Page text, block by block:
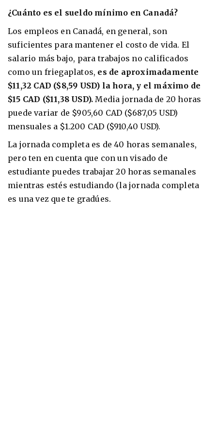
¿Cuánto es el sueldo mínimo en Canadá?
Los empleos en Canadá, en general, son
suficientes para mantener el costo de vida. El
salario más bajo, para trabajos no calificados
como un friegaplatos, es de aproximadamente
$11,32 CAD ($8,59 USD) la hora, y el máximo de
$15 CAD ($11,38 USD). Media jornada de 20 horas
puede variar de $905,60 CAD ($687,05 USD)
mensuales a $1.200 CAD ($910,40 USD).
La jornada completa es de 40 horas semanales,
pero ten en cuenta que con un visado de
estudiante puedes trabajar 20 horas semanales
mientras estés estudiando (la jornada completa
es una vez que te gradúes.